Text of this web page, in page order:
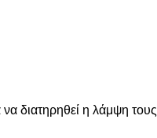
διατηρηθεί η λάμψη τους